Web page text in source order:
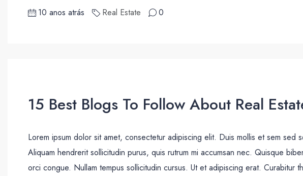
10 anos atrás Real Estate 0
15 Best Blogs To Follow About Real
Lorem ipsum dolor sit amet, consectetur adipiscing elit. Duis mollis et sem sed
Aliquam hendrerit sollicitudin purus, quis rutrum mi accumsan nec. Quisque
orci congue. Nullam tempus sollicitudin cursus. Ut et adipiscing erat. Curabitur